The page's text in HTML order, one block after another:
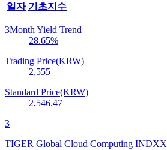
일자 기초지수
3Month Yield Trend
28.65%
Trading Price(KRW)
2,555
Standard Price(KRW)
2,546.47
3
TIGER Global Cloud Computing INDXX